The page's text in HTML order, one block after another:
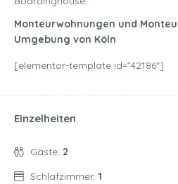
Monteurwohnungen und
Umgebung von Köln
[elementor-template id=”42186″]
Einzelheiten
Gäste: 2
Schlafzimmer: 1